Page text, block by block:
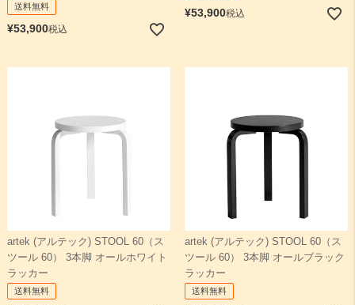
送料無料
¥53,900税込
¥53,900税込
artek (アルテック) STOOL 60（ス
ツール 60） 3本脚 オールホワイト
ラッカー
送料無料
artek (アルテック) STOOL 60（ス
ツール 60） 3本脚 オールブラック
ラッカー
送料無料